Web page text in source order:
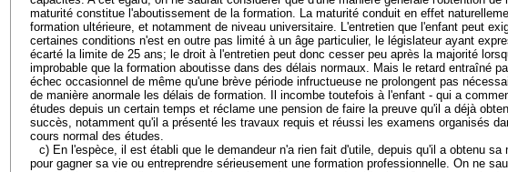
maturité constitue l'aboutissement de la formation. La maturité conduit en effet
formation ultérieure, et notamment de niveau universitaire. L'entretien que l'enfant peut
certaines conditions n'est en outre pas limité à un âge particulier, le législateur ayant
écarté la limite de 25 ans; le droit à l'entretien peut donc cesser peu après la majorité
improbable que la formation aboutisse dans des délais normaux. Mais le retard entraîné
échec occasionnel de même qu'une brève période infructueuse ne prolongent pas
de manière anormale les délais de formation. Il incombe toutefois à l'enfant - qui a
études depuis un certain temps et réclame une pension de faire la preuve qu'il a déjà
succès, notamment qu'il a présenté les travaux requis et réussi les examens organisés
cours normal des études.
c) En l'espèce, il est établi que le demandeur n'a rien fait d'utile, depuis qu'il a obtenu sa
pour gagner sa vie ou entreprendre sérieusement une formation professionnelle. On ne